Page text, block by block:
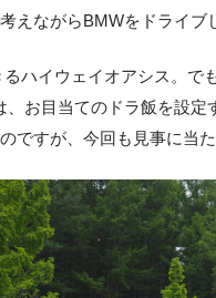
えながらBMWをドライブ
ハイウェイオアシス。で
、お目当てのドラ飯を設
ですが、今回も見事に当